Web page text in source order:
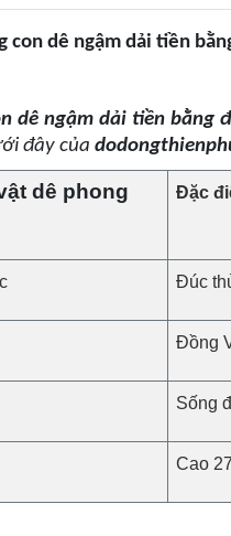
con dê ngậm dải tiền
dê ngậm dải tiền bằng
đây của
dê phong
Đặc
Đúc
Đồng
Sống
Cao